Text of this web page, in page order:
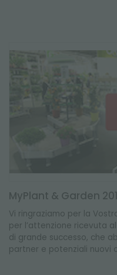
MyPlant & Garden
Vi ringraziamo per la
per l’attenzione ricevuta
di grande successo, che
partner e potenziali nuovi